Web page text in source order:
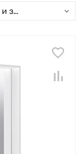
В наличии и заказ свыше 15 дн